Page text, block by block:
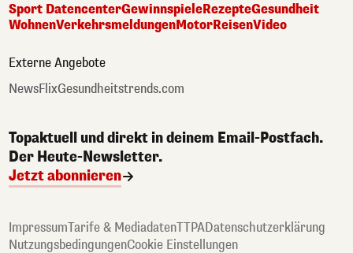
Sport DatencenterGewinnspieleRezepteGesundheit
WohnenVerkehrsmeldungenMotorReisenVideo
Externe Angebote
NewsFlixGesundheitstrends.com
Topaktuell und direkt in deinem Email-Postfach.
Der Heute-Newsletter.
Jetzt abonnieren
ImpressumTarife & MediadatenTTPADatenschutzerklärung
NutzungsbedingungenCookie Einstellungen